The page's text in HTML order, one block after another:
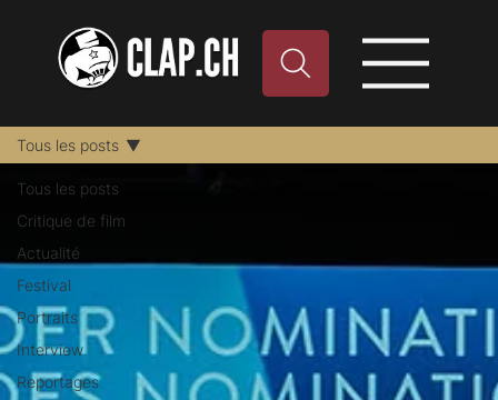
Tous les posts
Critique de film
Actualité
Festival
Portraits
Interview
Reportages
Tous les posts